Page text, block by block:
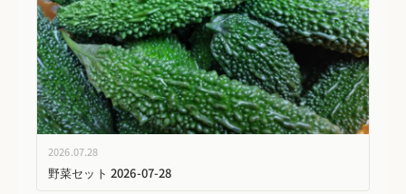
2026.07.28
野菜セット 2026-07-28